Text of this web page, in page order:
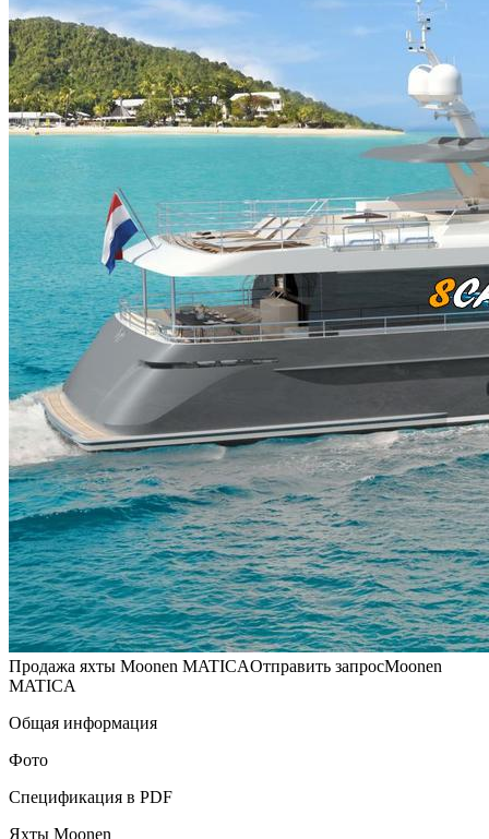
Продажа яхты Moonen MATICAОтправить запросMoonen
MATICA
Общая информация
Фото
Спецификация в PDF
Яхты Moonen